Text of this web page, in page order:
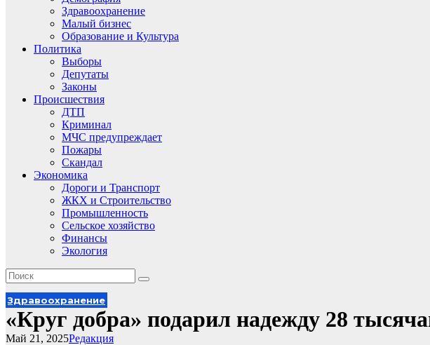
Здравоохранение
Малый бизнес
Образование и Культура
Политика
Выборы
Депутаты
Законы
Происшествия
ДТП
Криминал
МЧС предупреждает
Пожары
Скандал
Экономика
Дороги и Транспорт
ЖКХ и Строительство
Промышленность
Сельское хозяйство
Финансы
Экология
Здравоохранение
«Круг добра» подарил надежду 28
Редакция
Май 21, 2025